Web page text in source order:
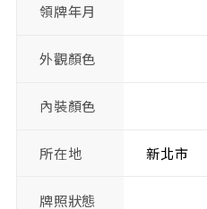
領牌年月
外觀顏色
內裝顏色
所在地 新北市
牌照狀態